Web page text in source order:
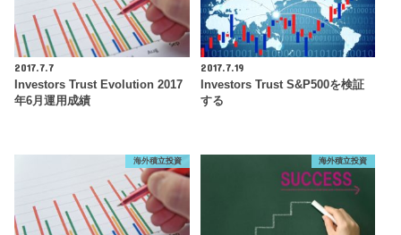
2017.7.7
Investors Trust Evolution 2017
年6月運用成績
2017.7.19
Investors Trust S&P500を検証
する
海外積立投資 海外積立投資